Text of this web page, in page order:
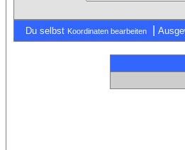
Du selbst Koordinaten bearbeiten